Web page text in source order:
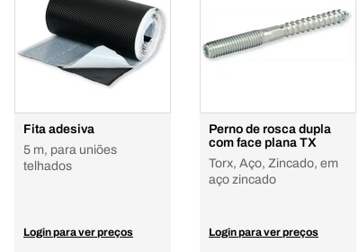
Fita adesiva
5 m, para uniões
telhados
Login para ver preços
Perno de rosca dupla
com face plana TX
Torx, Aço, Zincado, em
aço zincado
Login para ver preços